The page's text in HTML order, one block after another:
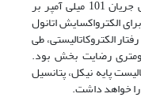
بیشترین فعالیت الکتروکاتالیستی با خروجی جریان 101 میلی آمپر بر
الکترواکسایش اتانول
رفتار الکتروکاتالیستی، طی
رضایت بخش بود.
پایه نیکل، پتانسیل
خواهد داشت.